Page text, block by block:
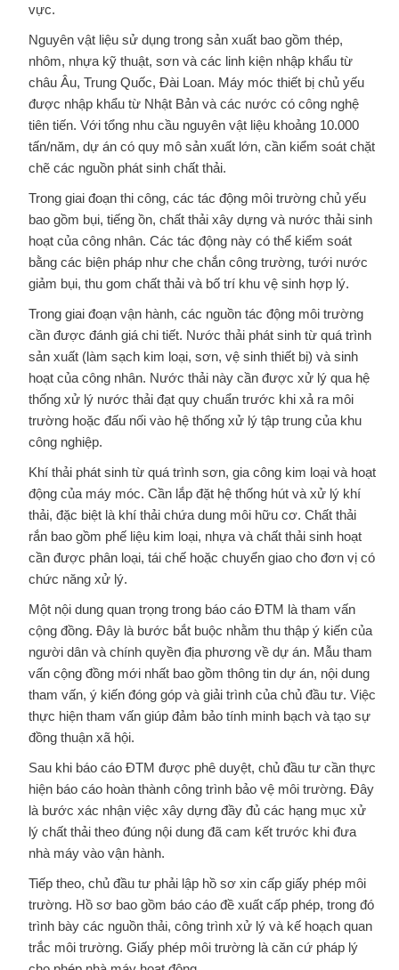
vực.
Nguyên vật liệu sử dụng trong sản xuất bao gồm thép,
nhôm, nhựa kỹ thuật, sơn và các linh kiện nhập khẩu từ
châu Âu, Trung Quốc, Đài Loan. Máy móc thiết bị chủ yếu
được nhập khẩu từ Nhật Bản và các nước có công nghệ
tiên tiến. Với tổng nhu cầu nguyên vật liệu khoảng 10.000
tấn/năm, dự án có quy mô sản xuất lớn, cần kiểm soát chặt
chẽ các nguồn phát sinh chất thải.
Trong giai đoạn thi công, các tác động môi trường chủ yếu
bao gồm bụi, tiếng ồn, chất thải xây dựng và nước thải sinh
hoạt của công nhân. Các tác động này có thể kiểm soát
bằng các biện pháp như che chắn công trường, tưới nước
giảm bụi, thu gom chất thải và bố trí khu vệ sinh hợp lý.
Trong giai đoạn vận hành, các nguồn tác động môi trường
cần được đánh giá chi tiết. Nước thải phát sinh từ quá trình
sản xuất (làm sạch kim loại, sơn, vệ sinh thiết bị) và sinh
hoạt của công nhân. Nước thải này cần được xử lý qua hệ
thống xử lý nước thải đạt quy chuẩn trước khi xả ra môi
trường hoặc đấu nối vào hệ thống xử lý tập trung của khu
công nghiệp.
Khí thải phát sinh từ quá trình sơn, gia công kim loại và hoạt
động của máy móc. Cần lắp đặt hệ thống hút và xử lý khí
thải, đặc biệt là khí thải chứa dung môi hữu cơ. Chất thải
rắn bao gồm phế liệu kim loại, nhựa và chất thải sinh hoạt
cần được phân loại, tái chế hoặc chuyển giao cho đơn vị có
chức năng xử lý.
Một nội dung quan trọng trong báo cáo ĐTM là tham vấn
cộng đồng. Đây là bước bắt buộc nhằm thu thập ý kiến của
người dân và chính quyền địa phương về dự án. Mẫu tham
vấn cộng đồng mới nhất bao gồm thông tin dự án, nội dung
tham vấn, ý kiến đóng góp và giải trình của chủ đầu tư. Việc
thực hiện tham vấn giúp đảm bảo tính minh bạch và tạo sự
đồng thuận xã hội.
Sau khi báo cáo ĐTM được phê duyệt, chủ đầu tư cần thực
hiện báo cáo hoàn thành công trình bảo vệ môi trường. Đây
là bước xác nhận việc xây dựng đầy đủ các hạng mục xử
lý chất thải theo đúng nội dung đã cam kết trước khi đưa
nhà máy vào vận hành.
Tiếp theo, chủ đầu tư phải lập hồ sơ xin cấp giấy phép môi
trường. Hồ sơ bao gồm báo cáo đề xuất cấp phép, trong đó
trình bày các nguồn thải, công trình xử lý và kế hoạch quan
trắc môi trường. Giấy phép môi trường là căn cứ pháp lý